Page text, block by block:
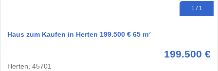
1 / 1
Haus zum Kaufen in Herten 199.500 € 65 m²
199.500 €
Herten, 45701